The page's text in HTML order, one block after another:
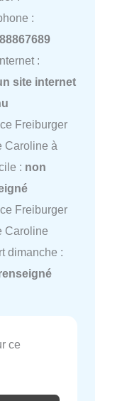
:
:
site internet
Freiburger
Caroline à
: non
Freiburger
Caroline
dimanche :
ce